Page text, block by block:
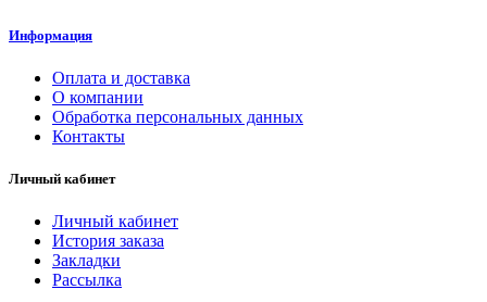
Информация
Оплата и доставка
О компании
Обработка персональных данных
Контакты
Личный кабинет
Личный кабинет
История заказа
Закладки
Рассылка